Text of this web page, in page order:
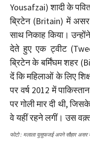
Yousafzai) शादी के
ब्रिटेन (Britain) में
साथ निकाह किया।
देते हुए एक ट्वीट
ब्रिटेन के बर्मिंघम शहर
दें कि महिलाओं के लिए
पर वर्ष 2012 में
पर गोली मार दी थी,
वे यहीं रहने लगीं। उस
फोटो : मलाला यूसुफजई अपने सौहार असर